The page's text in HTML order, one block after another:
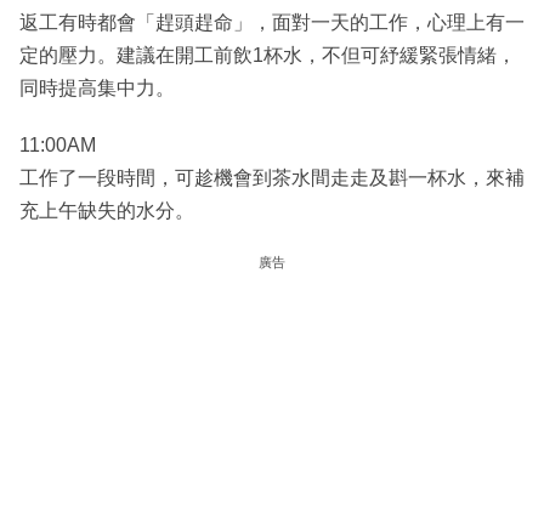
返工有時都會「趕頭趕命」，面對一天的工作，心理上有一
定的壓力。建議在開工前飲1杯水，不但可紓緩緊張情緒，
同時提高集中力。
11:00AM
工作了一段時間，可趁機會到茶水間走走及斟一杯水，來補
充上午缺失的水分。
廣告